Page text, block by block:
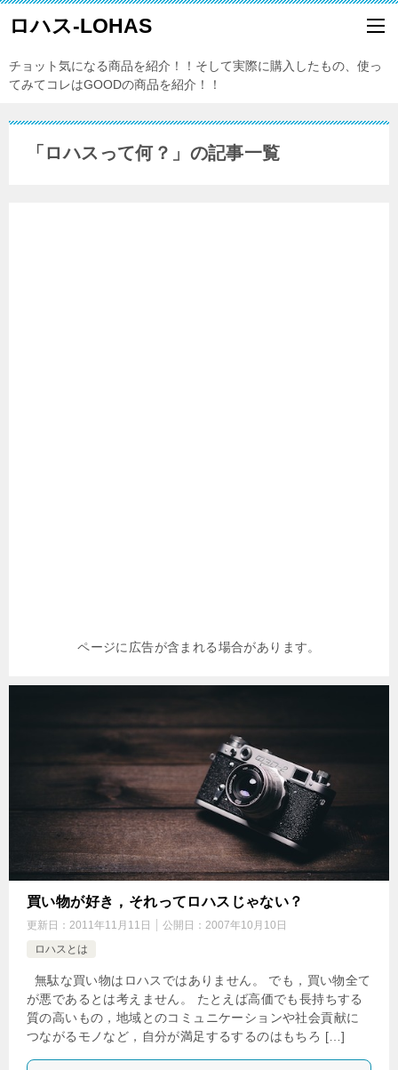
ロハス-LOHAS
チョット気になる商品を紹介！！そして実際に購入したもの、使っ
てみてコレはGOODの商品を紹介！！
「ロハスって何？」の記事一覧
ページに広告が含まれる場合があります。
買い物が好き，それってロハスじゃない？
更新日： 2011年11月11日 公開日： 2007年10月10日
ロハスとは
無駄な買い物はロハスではありません。 でも，買い物全て
が悪であるとは考えません。 たとえば高価でも長持ちする
質の高いもの，地域とのコミュニケーションや社会貢献に
つながるモノなど，自分が満足するするのはもちろ […]